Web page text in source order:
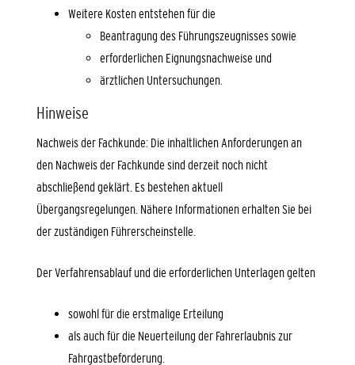
Weitere Kosten entstehen für die
Beantragung des Führungszeugnisses sowie
erforderlichen Eignungsnachweise und
ärztlichen Untersuchungen.
Hinweise
Nachweis der Fachkunde: Die inhaltlichen Anforderungen an
den Nachweis der Fachkunde sind derzeit noch nicht
abschließend geklärt. Es bestehen aktuell
Übergangsregelungen. Nähere Informationen erhalten Sie bei
der zuständigen Führerscheinstelle.
Der Verfahrensablauf und die erforderlichen Unterlagen gelten
sowohl für die erstmalige Erteilung
als auch für die Neuerteilung der Fahrerlaubnis zur
Fahrgastbeförderung.